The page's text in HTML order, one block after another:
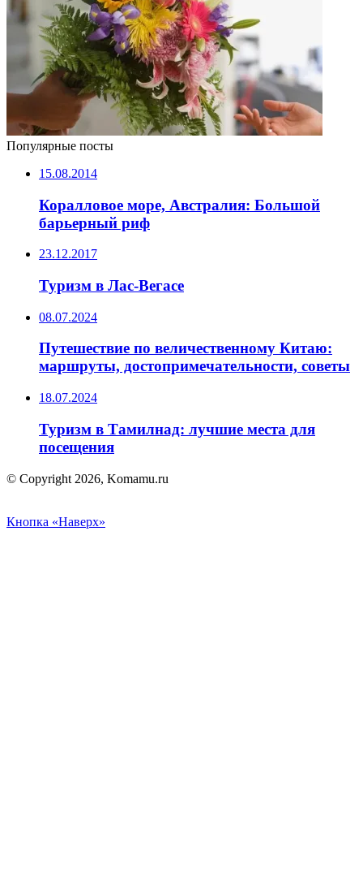
Популярные посты
15.08.2014
Коралловое море, Австралия: Большой
барьерный риф
23.12.2017
Туризм в Лас-Вегасе
08.07.2024
Путешествие по величественному Китаю:
маршруты, достопримечательности, советы
18.07.2024
Туризм в Тамилнад: лучшие места для
посещения
© Copyright 2026, Komamu.ru
Кнопка «Наверх»